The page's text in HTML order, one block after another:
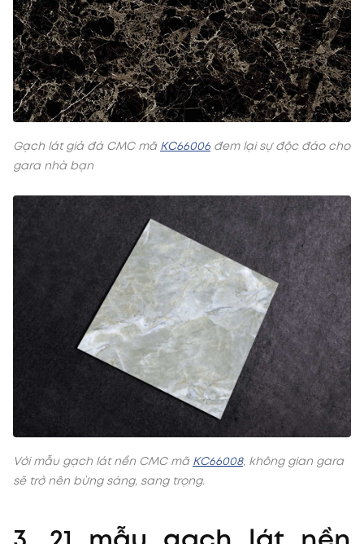
Gạch lát giả đá CMC mã KC66006 đem lại sự độc đáo cho
gara nhà bạn
Với mẫu gạch lát nền CMC mã KC66008, không gian gara
sẽ trở nên bừng sáng, sang trọng.